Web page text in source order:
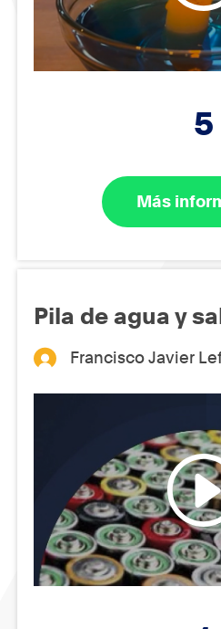
5
Más
Pila de agua y
Francisco Javier